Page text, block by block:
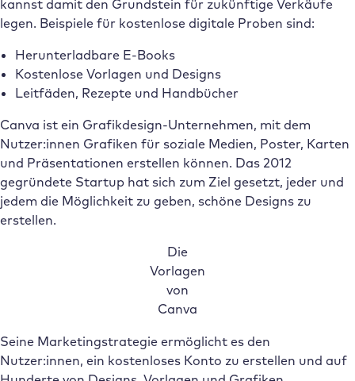
kannst damit den Grundstein für zukünftige Verkäufe
legen. Beispiele für kostenlose digitale Proben sind:
Herunterladbare E-Books
Kostenlose Vorlagen und Designs
Leitfäden, Rezepte und Handbücher
Canva ist ein Grafikdesign-Unternehmen, mit dem
Nutzer:innen Grafiken für soziale Medien, Poster, Karten
und Präsentationen erstellen können. Das 2012
gegründete Startup hat sich zum Ziel gesetzt, jeder und
jedem die Möglichkeit zu geben, schöne Designs zu
erstellen.
Die
Vorlagen
von
Canva
Seine Marketingstrategie ermöglicht es den
Nutzer:innen, ein kostenloses Konto zu erstellen und auf